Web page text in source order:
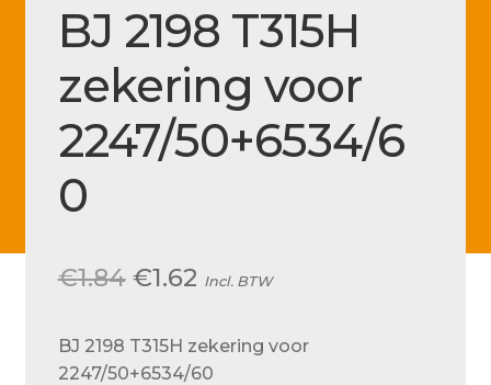
Disclaimer
Fout bij betaling
Installatieservice
Klantenservice
Mijn account
Over ons
BJ 2198 T315H
zekering voor
2247/50+6534/6
0
€1.84 Oorspronkelijke
was:
€1.62Huidige
is:
Incl. BTW
BJ 2198 T315H zekering voor
2247/50+6534/60